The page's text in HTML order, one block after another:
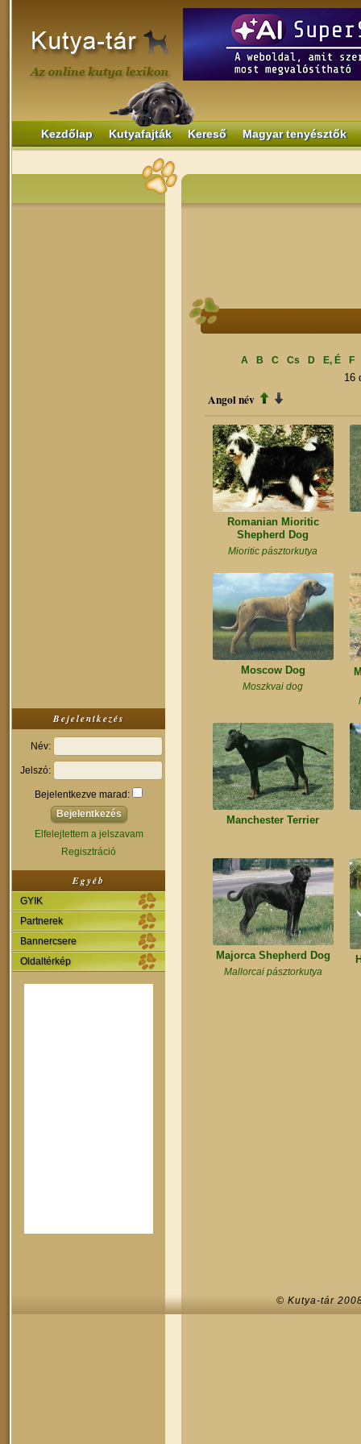
Kezdőlap Kutyafajták Kereső Magyar tenyésztők
Bejelentkezés
Név:
Jelszó:
Bejelentkezve marad:
Elfelejtettem a jelszavam
Regisztráció
Egyéb
GYIK
Partnerek
Bannercsere
Oldaltérkép
A B C Cs D E, É F
16
Angol név
Romanian Mioritic
Shepherd Dog
Mioritic pásztorkutya
Moscow Dog
Moszkvai dog
Manchester Terrier
Majorca Shepherd Dog
Mallorcai pásztorkutya
© Kutya-tár